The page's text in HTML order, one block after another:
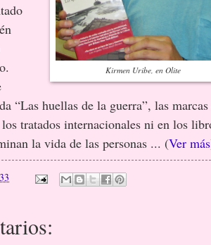
Kirmen Uribe, en Olite
“Las huellas de la guerra”, las marcas
tratados internacionales ni en los
la vida de las personas ... (Ver más